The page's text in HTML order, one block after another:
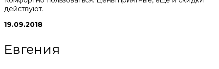
действуют.
19.09.2018
Евгения